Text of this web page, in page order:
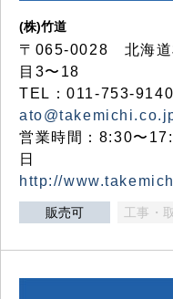
(株)竹道
〒065-0028 北海道
目3〜18
TEL：011-753-
営業時間：8:30〜
日
http://
販売可 工事・